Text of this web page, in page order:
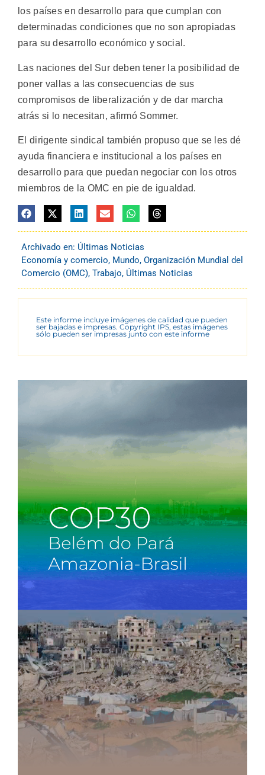
los países en desarrollo para que cumplan con
determinadas condiciones que no son apropiadas
para su desarrollo económico y social.
Las naciones del Sur deben tener la posibilidad de
poner vallas a las consecuencias de sus
compromisos de liberalización y de dar marcha
atrás si lo necesitan, afirmó Sommer.
El dirigente sindical también propuso que se les dé
ayuda financiera e institucional a los países en
desarrollo para que puedan negociar con los otros
miembros de la OMC en pie de igualdad.
Archivado en: Últimas Noticias
Economía y comercio, Mundo, Organización Mundial del
Comercio (OMC), Trabajo, Últimas Noticias
Este informe incluye imágenes de calidad que pueden
ser bajadas e impresas. Copyright IPS, estas imágenes
sólo pueden ser impresas junto con este informe